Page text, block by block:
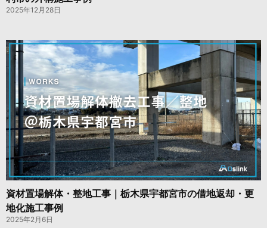
2025年12月28日
資材置場解体・整地工事｜栃木県宇都宮市の借地返却・更
地化施工事例
2025年2月6日